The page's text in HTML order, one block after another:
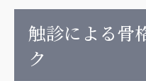
触診による骨
ク